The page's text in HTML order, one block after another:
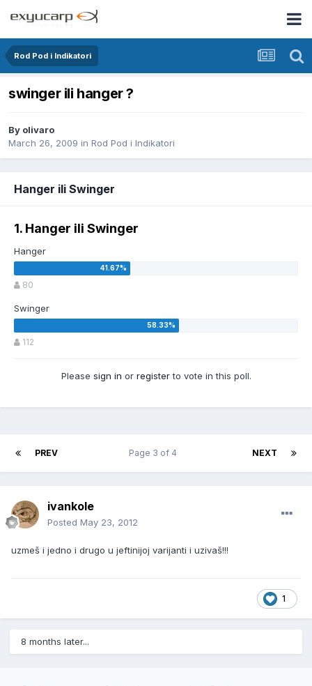
Rod Pod i Indikatori
swinger ili hanger ?
By olivaro
March 26, 2009 in Rod Pod i Indikatori
Hanger ili Swinger
1. Hanger ili Swinger
Hanger
80
Swinger
112
Please sign in or registerto vote in this poll.
PREV NEXT
Page 3 of 4
ivankole
Posted May 23, 2012
uzmeš i jedno i drugo u jeftinijoj varijanti i uzivaš!!!
1
8 months later...